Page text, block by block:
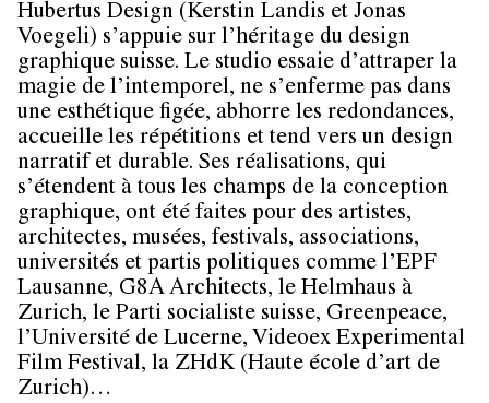
Hubertus Design (Kerstin Landis et Jonas
Voegeli) s’appuie sur l’héritage du design
graphique suisse. Le studio essaie d’attraper la
magie de l’intemporel, ne s’enferme pas dans
une esthétique figée, abhorre les redondances,
accueille les répétitions et tend vers un design
narratif et durable. Ses réalisations, qui
s’étendent à tous les champs de la conception
graphique, ont été faites pour des artistes,
architectes, musées, festivals, associations,
universités et partis politiques comme l’EPF
Lausanne, G8A Architects, le Helmhaus à
Zurich, le Parti socialiste suisse, Greenpeace,
l’Université de Lucerne, Videoex Experimental
Film Festival, la ZHdK (Haute école d’art de
Zurich)…